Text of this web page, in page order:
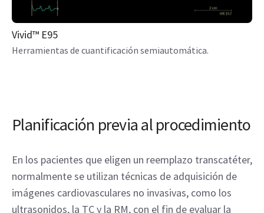
Vivid™ E95
Herramientas de cuantificación semiautomática.
Planificación previa al procedimiento
En los pacientes que eligen un reemplazo transcatéter,
normalmente se utilizan técnicas de adquisición de
imágenes cardiovasculares no invasivas, como los
ultrasonidos, la TC y la RM, con el fin de evaluar la